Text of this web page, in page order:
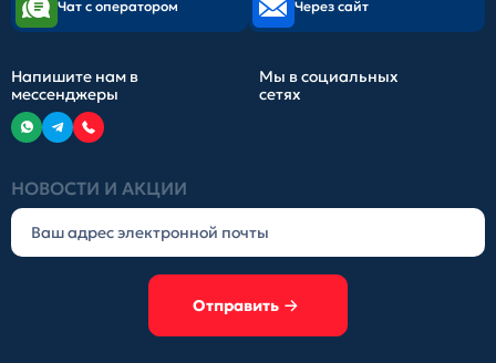
НОВОСТИ И АКЦИИ
Отправить
Чат с оператором Через сайт
Напишите нам в
мессенджеры
Мы в социальных
сетях